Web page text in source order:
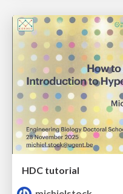
HDC tutorial